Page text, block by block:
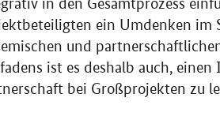
ein Umdenken im
und
ist es deshalb auch,
bei Großprojekten zu